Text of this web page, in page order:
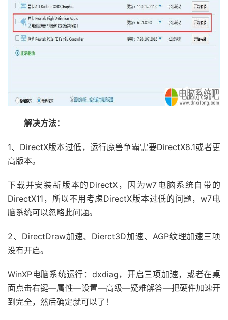
解决方法：
1、DirectX版本过低，运行魔兽争霸需要DirectX8.1或者更
高版本。
下载并安装新版本的DirectX，因为w7电脑系统自带的
DirectX11，所以不用考虑DirectX版本过低的问题，w7电
脑系统可以忽略此问题。
2、DirectDraw加速、Dierct3D加速、AGP纹理加速三项
没有开启。
WinXP电脑系统运行：dxdiag，开启三项加速，或者在桌
面点击右键—属性—设置—高级—疑难解答—把硬件加速开
到完全，然后确定就可以了！